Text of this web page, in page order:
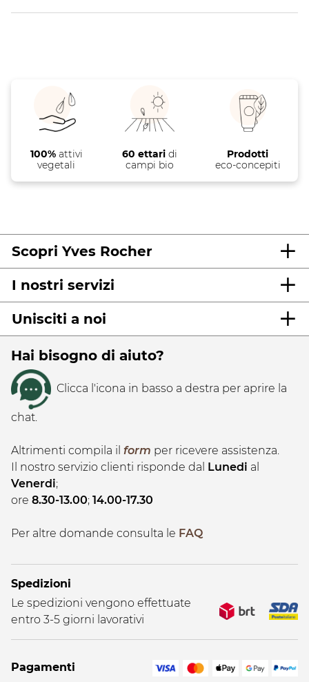
100%attivi
vegetali
60 ettaridi
campi bio
Prodotti
eco-concepiti
Scopri Yves Rocher
I nostri servizi
Unisciti a noi
Hai bisogno di aiuto?
Clicca l'icona in basso a destra per aprire la
chat.
Altrimenti compila il form per ricevere assistenza.
Il nostro servizio clienti risponde dal Lunedi al
Venerdi;
ore 8.30-13.00; 14.00-17.30
Per altre domande consulta le FAQ
Spedizioni
Le spedizioni vengono effettuate
entro 3-5 giorni lavorativi
Pagamenti